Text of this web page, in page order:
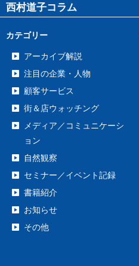
西村道子コラム
カテゴリー
アーカイブ解説
注目の企業・人物
顧客サービス
街＆店ウォッチング
メディア／コミュニケーシ
ョン
自然観察
セミナー／イベント記録
書籍紹介
お知らせ
その他